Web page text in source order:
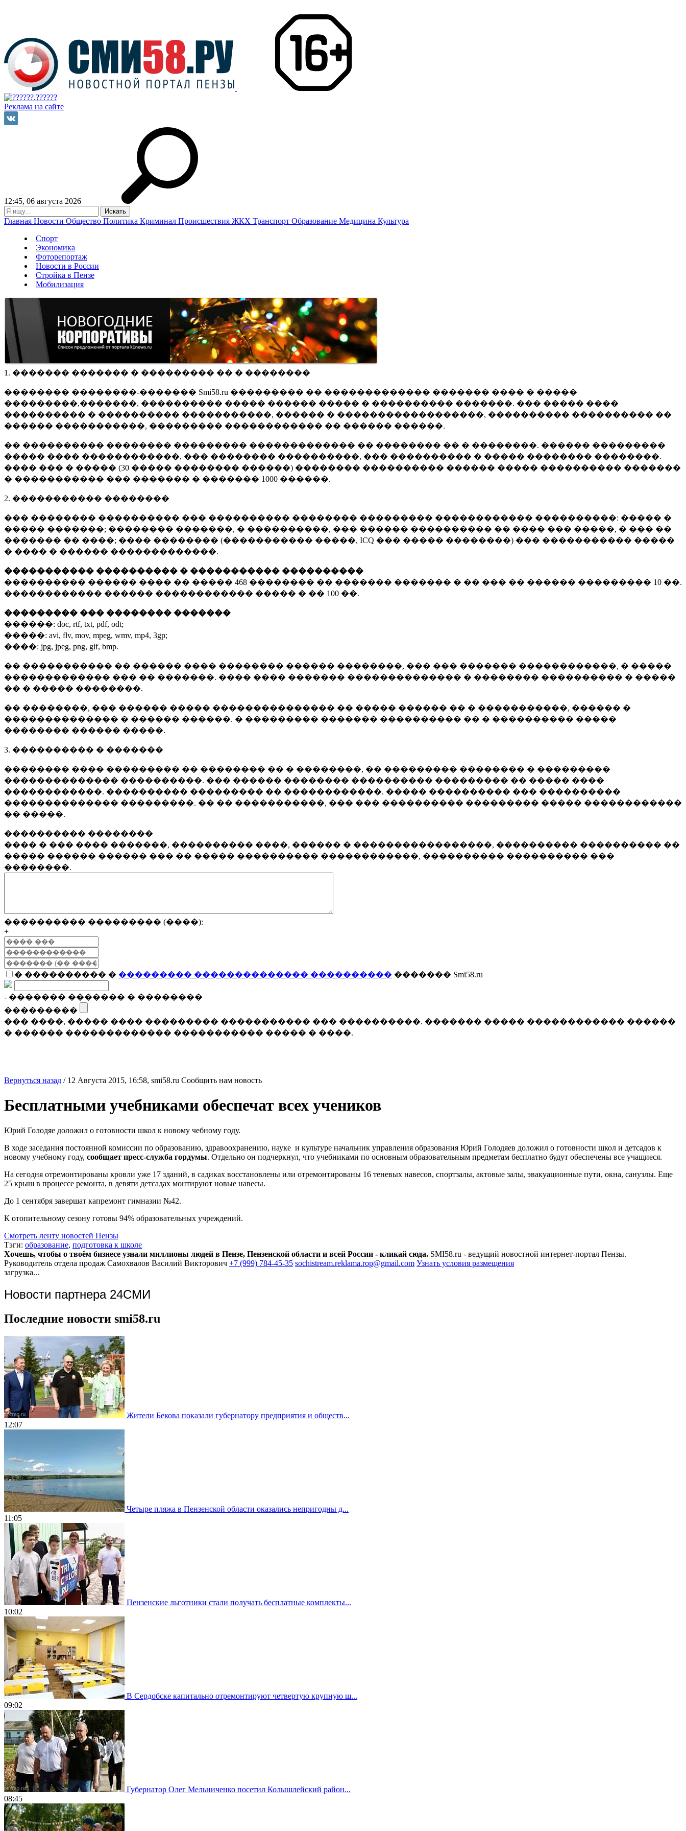
Реклама на сайте
12:45, 06 августа 2026
Главная Новости Общество Политика Криминал Происшествия ЖКХ Транспорт Образование Медицина Культура
Спорт
Экономика
Фоторепортаж
Новости в России
Стройка в Пензе
Мобилизация
1. ������� ������� � ��������� �� � ��������
�������� ��������-������� Smi58.ru ��������� �� ������������� ������� ���� � �����
���������,�������, ���������� ����� ������ ����� � ���������� �������. ��� ����� ����
���������� � ���������� �����������, ������ � ������������������, ���������� ���������� ��
������ �����������, ��������� ������������ �� ������ ������.
�� ���������� �������� ��������� ������������� �� �������� �� � ��������. ������ ���������
����� ���� ������������, ��� �������� ����������, ��� ���������� � ����� �������� ��������.
���� ��� � ����� (30 ����� �������� ������) �������� ���������� ������ ����� ���������� �������
� ����������� ��� ������� � ������� 1000 ������.
2. ����������� ��������
��� �������� ���������� ��� ���������� �������� ��������� ������������ ����������: ����� �
����� �������; �������� �������, � ����������, ��� ������ ���������� �� ���� ��� �����, � ��� ��
������� �� ����; ���� �������� (����������� �����, ICQ ��� ����� ��������) ��� ����������� �����
� ���� � ������ �������������.
����������� ���������� � ����������� ����������
���������� ������ ���� �� ����� 468 �������� �� ������� ������� � �� ��� �� ������ ��������� 10 ��.
������������ ������ ������������ ����� � �� 100 ��.
��������� ��� �������� �������
������: doc, rtf, txt, pdf, odt;
�����: avi, flv, mov, mpeg, wmv, mp4, 3gp;
����: jpg, jpeg, png, gif, bmp.
�� ����������� �� ������ ���� �������� ������ ��������, ��� ��� ������� ������������, � �����
������������� ��� �� �������. ���� ���� ������� �������������� � �������� ���������� � �����
�� � ����� ��������.
�� ��������, ��� ������ ����� ��������������� �� ����� ������ �� � �����������, ������ �
�������������� � ������ ������. � ��������� ������� ���������� �� � ���������� �����
�������� ������ �����.
3. ���������� � �������
�������� ���� ��������� �� �������� �� � ��������, �� ��������� �������� � ���������
�������������� ����������. ��� ������ �������� ���������� ��������� �� ����� ����
������������. ���������� ��������� �� ������������. ����� ���������� ��� ����������
�������������� ���������. �� �� �����������, ��� ��� ���������� ��������� ����� ������������
�� �����.
���������� ��������
���� � ��� ���� �������, ���������� ����, ������ � �����������������, ���������� ���������� ��
����� ������ ������ ��� �� ����� ���������� ������������, ���������� ���������� ���
��������.
���������� ��������� (����):
+
� ���������� � ��������� �������������� ���������� ������� Smi58.ru
- ������� ������� � ��������
���������
��� ����, ����� ���� ��������� ����������� ��� ����������. ������� ����� ������������ ������
� ������ ������������� ����������� ����� � ����.
Вернуться назад / 12 Августа 2015, 16:58, smi58.ru Сообщить нам новость
Бесплатными учебниками обеспечат всех учеников
Юрий Голодяе доложил о готовности школ к новому чебному году.
В ходе заседания постоянной комиссии по образованию, здравоохранению, науке и культуре начальник управления образования Юрий Голодяев доложил о готовности школ и детсадов к
новому учебному году, сообщает пресс-служба гордумы. Отдельно он подчеркнул, что учебниками по основным образовательным предметам бесплатно будут обеспечены все учащиеся.
На сегодня отремонтированы кровли уже 17 зданий, в садиках восстановлены или отремонтированы 16 теневых навесов, спортзалы, актовые залы, эвакуационные пути, окна, санузлы. Еще
25 крыш в процессе ремонта, в девяти детсадах монтируют новые навесы.
До 1 сентября завершат капремонт гимназии №42.
К отопительному сезону готовы 94% образовательных учреждений.
Смотреть ленту новостей Пензы
Тэги: образование, подготовка к школе
Хочешь, чтобы о твоём бизнесе узнали миллионы людей в Пензе, Пензенской области и всей России - кликай сюда. SMI58.ru - ведущий новостной интернет-портал Пензы.
Руководитель отдела продаж Самохвалов Василий Викторович +7 (999) 784-45-35 sochistream.reklama.rop@gmail.com Узнать условия размещения
загрузка...
Новости партнера 24СМИ
Последние новости smi58.ru
Жители Бекова показали губернатору предприятия и обществ...
12:07
Четыре пляжа в Пензенской области оказались непригодны д...
11:05
Пензенские льготники стали получать бесплатные комплекты...
10:02
В Сердобске капитально отремонтируют четвертую крупную ш...
09:02
Губернатор Олег Мельниченко посетил Колышлейский район...
08:45